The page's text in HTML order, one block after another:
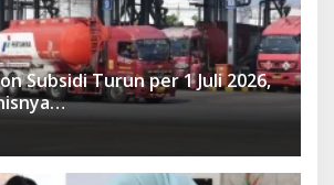
Subsidi Turun per 1 Juli 2026,